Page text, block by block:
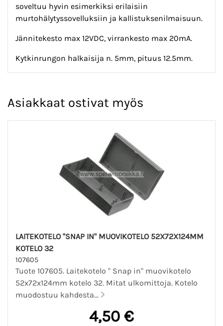
soveltuu hyvin esimerkiksi erilaisiin
murtohälytyssovelluksiin ja kallistuksenilmaisuun.
Jännitekesto max 12VDC, virrankesto max 20mA.
Kytkinrungon halkaisija n. 5mm, pituus 12.5mm.
Asiakkaat ostivat myös
LAITEKOTELO "SNAP IN" MUOVIKOTELO 52X72X124MM
KOTELO 32
107605
Tuote 107605. Laitekotelo " Snap in" muovikotelo
52x72x124mm kotelo 32. Mitat ulkomittoja. Kotelo
muodostuu kahdesta...
4,50 €